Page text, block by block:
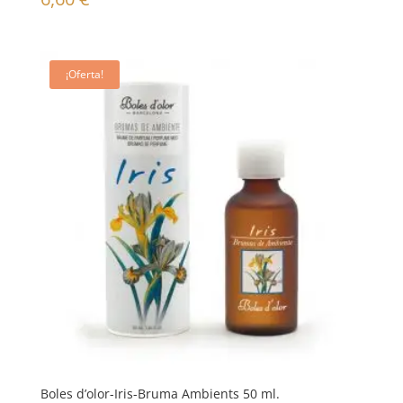
¡Oferta!
Boles d’olor-Iris-Bruma Ambients 50 ml.